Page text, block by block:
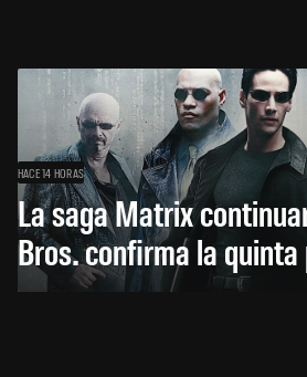
HACE 14 HORAS
La saga Matrix
Bros. confirma la